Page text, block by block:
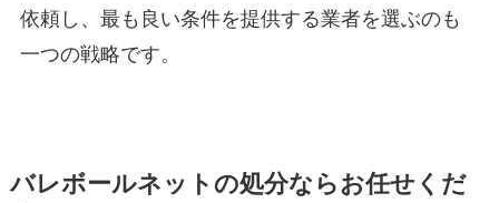
依頼し、最も良い条件を提供する業者を選ぶのも
一つの戦略です。
バレボールネットの処分ならお任せくだ